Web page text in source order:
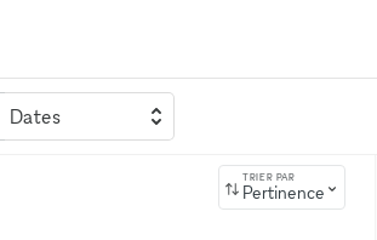
Dates
TRIER PAR
Pertinence